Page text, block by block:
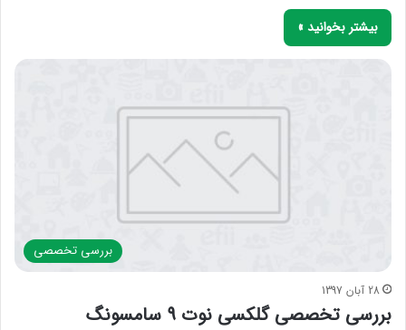
بیشتر بخوانید »
بررسی‌ تخصصی
28 آبان 1397
بررسی تخصصی گلکسی نوت 9 سامسونگ